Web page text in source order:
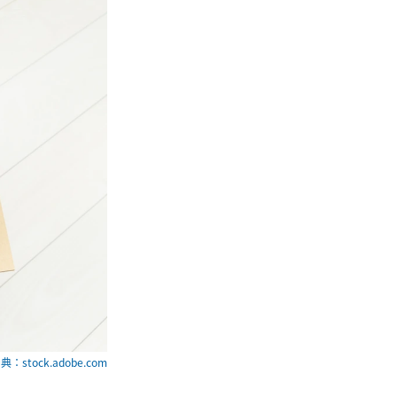
：stock.adobe.com